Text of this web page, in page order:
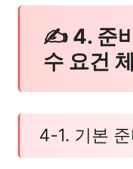
✍ 4. 준
수 요건
4-1. 기본